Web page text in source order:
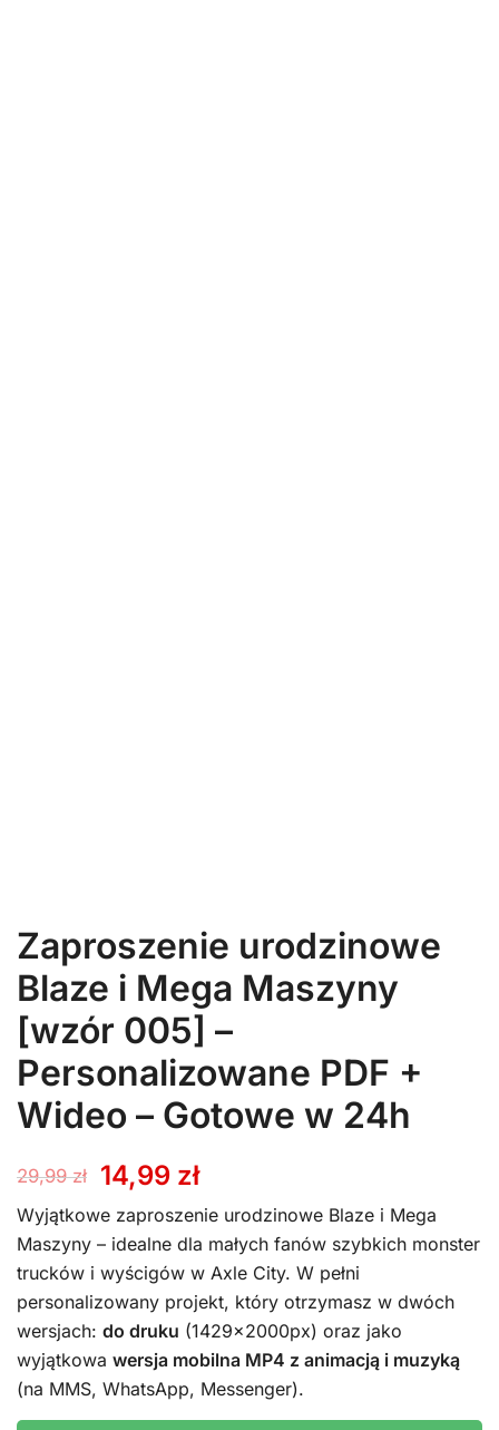
Zaproszenie urodzinowe
Blaze i Mega Maszyny
[wzór 005] –
Personalizowane PDF +
Wideo – Gotowe w 24h
29,99zł
Pierwotna
cena
wynosiła:
29,99 zł.
14,99 złAktualna
cena
wynosi:
14,99 zł.
Wyjątkowe zaproszenie urodzinowe Blaze i Mega
Maszyny – idealne dla małych fanów szybkich monster
trucków i wyścigów w Axle City. W pełni
personalizowany projekt, który otrzymasz w dwóch
wersjach: do druku (1429x2000px) oraz jako
wyjątkowa wersja mobilna MP4 z animacją i muzyką
(na MMS, WhatsApp, Messenger).